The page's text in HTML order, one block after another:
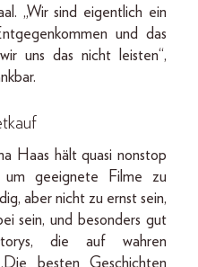
„Wir sind eigentlich ein
und das
uns das nicht leisten“,
Haas hält quasi nonstop
geeignete Filme zu
aber nicht zu ernst sein,
sein, und besonders gut
die auf wahren
besten Geschichten